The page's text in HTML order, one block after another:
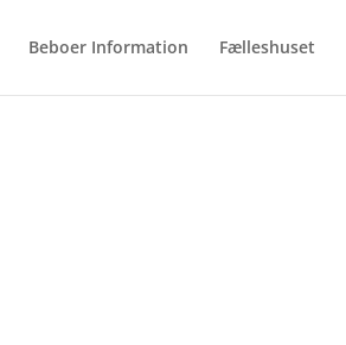
Beboer Information Fælleshuset